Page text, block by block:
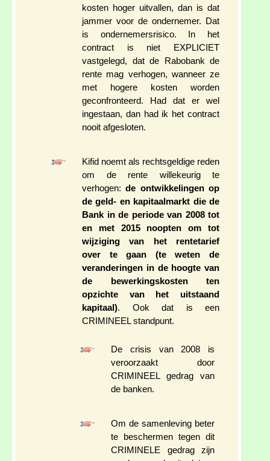
kosten hoger uitvallen, dan is dat
jammer voor de ondernemer. Dat
is ondernemersrisico. In het
contract is niet EXPLICIET
vastgelegd, dat de Rabobank de
rente mag verhogen, wanneer ze
met hogere kosten worden
geconfronteerd. Had dat er wel
ingestaan, dan had ik het contract
nooit afgesloten.
Kifid noemt als rechtsgeldige reden
om de rente willekeurig te
verhogen:de ontwikkelingen op
de geld- en kapitaalmarkt die de
Bank in de periode van 2008 tot
en met 2015 noopten om tot
wijziging van het rentetarief
over te gaan (te weten de
veranderingen in de hoogte van
de bewerkingskosten ten
opzichte van het uitstaand
kapitaal). Ook dat is een
CRIMINEEL standpunt.
De crisis van 2008 is
veroorzaakt door
CRIMINEEL gedrag van
de banken.
Om de samenleving beter
te beschermen tegen dit
CRIMINELE gedrag zijn